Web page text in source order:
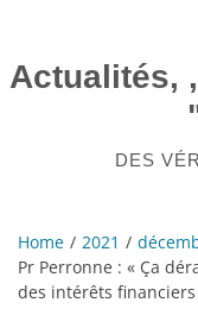
Actualités,
DES
Home 2021
Pr Perronne : « Ça
des intérêts financiers